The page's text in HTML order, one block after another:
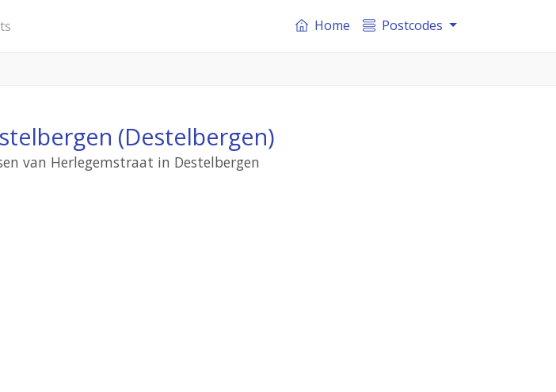
Home Postcodes
(Destelbergen)
van Herlegemstraat in Destelbergen